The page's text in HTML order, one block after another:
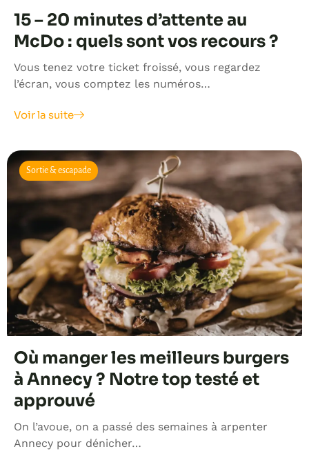
15 – 20 minutes d’attente au
McDo : quels sont vos recours ?
Vous tenez votre ticket froissé, vous regardez
l’écran, vous comptez les numéros…
Voir la suite
Sortie & escapade
Où manger les meilleurs burgers
à Annecy ? Notre top testé et
approuvé
On l’avoue, on a passé des semaines à arpenter
Annecy pour dénicher…